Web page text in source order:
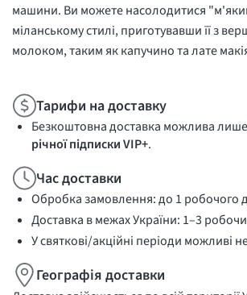
машини. Ви можете насолодитися
міланському стилі, приготувавши її з
молоком, таким як капучино та лате
Тарифи на доставку
Безкоштовна доставка можлива лише
річної підписки VIP+.
Час доставки
Обробка замовлення: до 1 робочого
Доставка в межах України: 1–3
У святкові/акційні періоди можливі
Географія доставки